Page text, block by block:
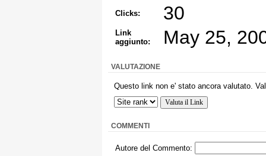
Clicks: 30
Link
aggiunto:
May 25,
VALUTAZIONE
Questo link non e' stato ancora valutato.
COMMENTI
Autore del Commento: